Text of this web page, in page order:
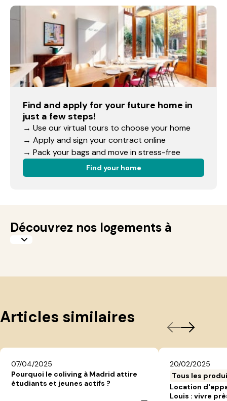
Find and apply for your future home in
just a few steps!
→ Use our virtual tours to choose your home
→ Apply and sign your contract online
→ Pack your bags and move in stress-free
Find your home
Découvrez nos logements à
Articles similaires
07/04/2025
Pourquoi le coliving à Madrid attire
étudiants et jeunes actifs ?
20/02/2025
Tous les
Location
Louis : vivre